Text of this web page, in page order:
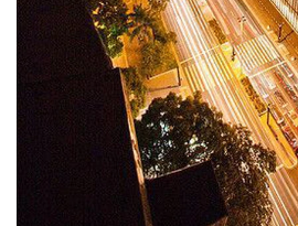
6. Thành phố Sao Paulo (Brazil)